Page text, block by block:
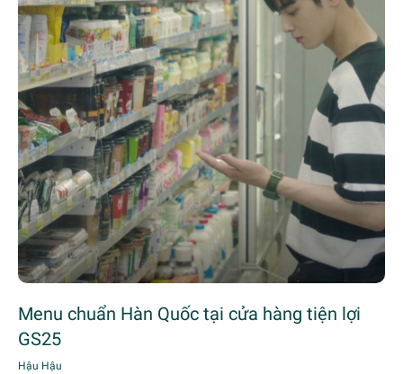
Menu chuẩn Hàn Quốc tại cửa hàng tiện lợi
GS25
Hậu Hậu